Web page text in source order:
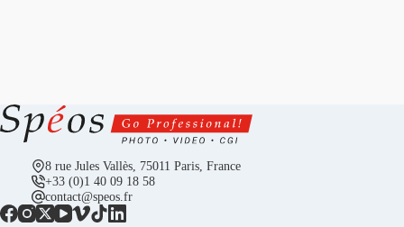
8 rue Jules Vallès, 75011 Paris, France
+33 (0)1 40 09 18 58
contact@speos.fr